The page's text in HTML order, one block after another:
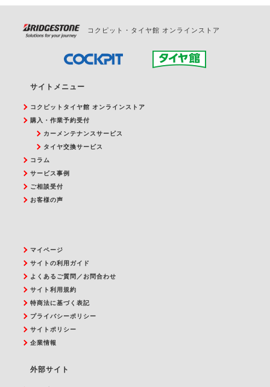
コクピット・タイヤ館 オンラインストア
サイトメニュー
コクピットタイヤ館 オンラインストア
購入・作業予約受付
カーメンテナンスサービス
タイヤ交換サービス
コラム
サービス事例
ご相談受付
お客様の声
マイページ
サイトの利用ガイド
よくあるご質問／お問合わせ
サイト利用規約
特商法に基づく表記
プライバシーポリシー
サイトポリシー
企業情報
外部サイト